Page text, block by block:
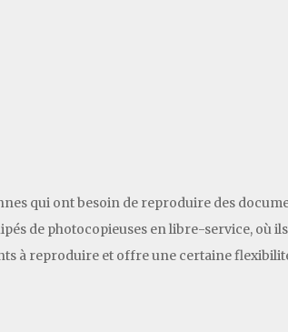
qui ont besoin de reproduire des
de photocopieuses en libre-service, où
à reproduire et offre une certaine